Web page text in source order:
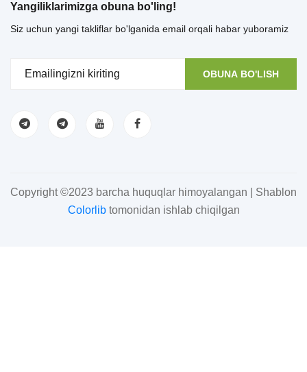
Yangiliklarimizga obuna bo'ling!
Siz uchun yangi takliflar bo'lganida email orqali habar yuboramiz
OBUNA BO'LISH
Copyright ©2023 barcha huquqlar himoyalangan | Shablon
Colorlibtomonidan ishlab chiqilgan